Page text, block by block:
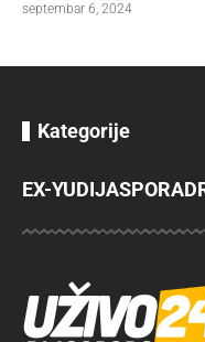
septembar 6, 2024
Kategorije
EX-YUDIJASPORA